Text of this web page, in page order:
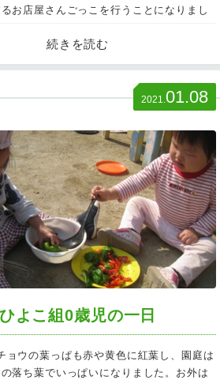
お店屋さんごっこを行うことになりまし
2021.01.08
ひよこ組0歳児の一日
ョウの葉っぱも赤や黄色に紅葉し、園庭は
落ち葉でいっぱいになりました。お外は